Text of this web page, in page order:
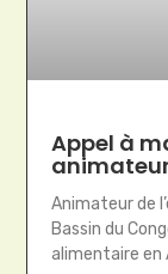
Appel à
Animateur de
Bassin du
alimentaire en